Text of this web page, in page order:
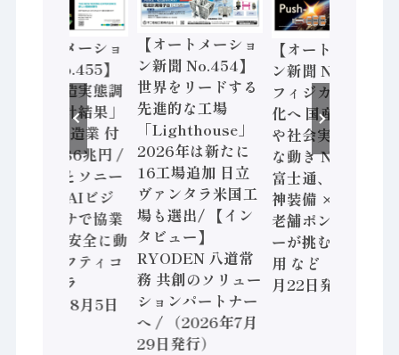
【オートメーショ
ン新聞 No.455】
「経済構造実態調
査二次集計結果」
2024年製造業 付
加価値額86兆円 /
三菱電機とソニー
セミコン AIビジ
ョンセンサで協業
/ IDEC、安全に動
かすセーフティコ
ントローラ
（2026年8月5日
【オートメーショ
ン新聞 No.454】
世界をリードする
先進的な工場
「Lighthouse」
2026年は新たに
16工場追加 日立
ヴァンタラ米国工
場も選出/ 【イン
タビュー】
RYODEN 八道常
務 共創のソリュー
ションパートナー
へ / （2026年7月
29日発行）
【オートメーショ
ン新聞 No.453】
フィジカルAI本格
化へ 国産AI開発
や社会実装に活発
な動き Noetra、
富士通、日立 / 兵
神装備 × HMS、
老舗ポンプメーカ
ーが挑むデータ活
用 など（2026年7
月22日発行）